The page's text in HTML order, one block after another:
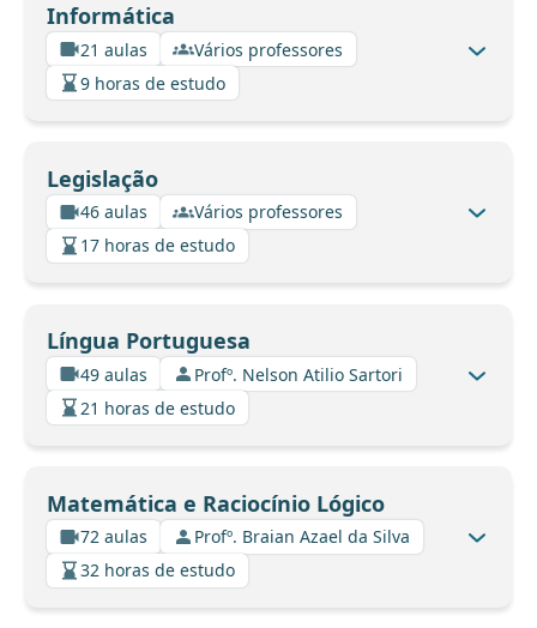
Informática
21 aulas
Vários professores
9 horas de estudo
Legislação
46 aulas
Vários professores
17 horas de estudo
Língua Portuguesa
49 aulas
Profº. Nelson Atilio Sartori
21 horas de estudo
Matemática e Raciocínio Lógico
72 aulas
Profº. Braian Azael da Silva
32 horas de estudo